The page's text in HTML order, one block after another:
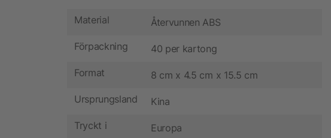
Material Återvunnen ABS
Förpackning 40 per kartong
Format 8 cm x 4.5 cm x 15.5 cm
Ursprungsland Kina
Tryckt i Europa